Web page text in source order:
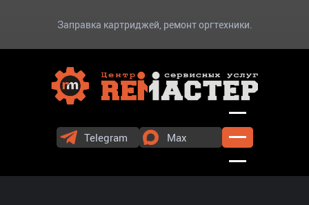
Заправка картриджей, ремонт оргтехники.
Telegram Max